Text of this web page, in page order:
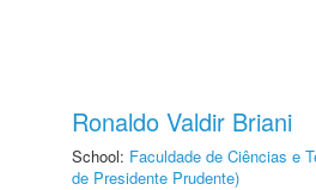
Ronaldo Valdir Briani
School: Faculdade de Ciências e
de Presidente Prudente)